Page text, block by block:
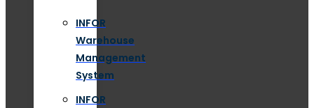
INFOR
Warehouse
Management
System
INFOR